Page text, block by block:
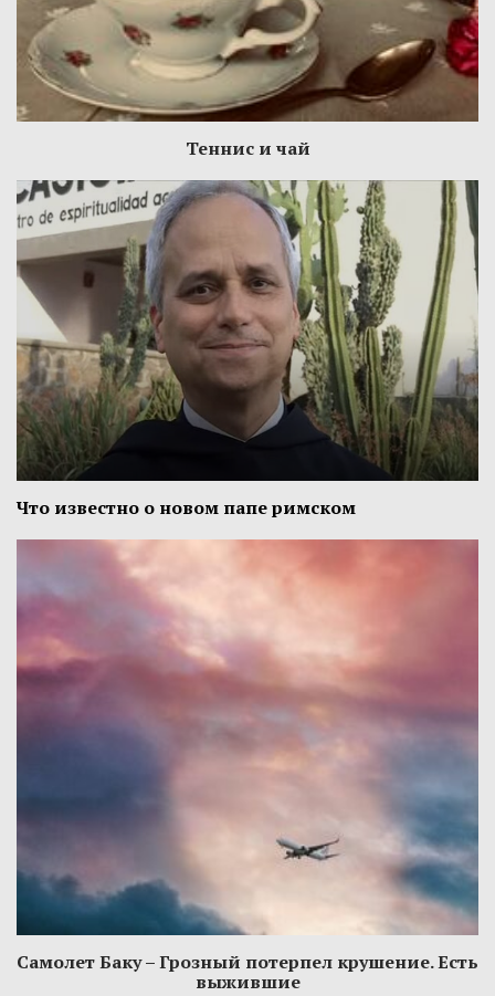
Теннис и чай
Что известно о новом папе римском
Самолет Баку – Грозный потерпел крушение. Есть
выжившие